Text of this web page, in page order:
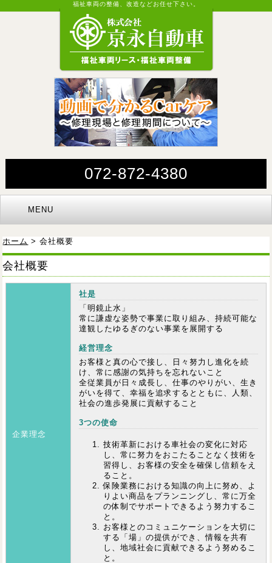
福祉車両の整備、改造などお任せ下さい。
072-872-4380
MENU
ホーム > 会社概要
会社概要
企業理念
社是
「明鏡止水」
常に謙虚な姿勢で事業に取り組み、持続可能な
達観したゆるぎのない事業を展開する
経営理念
お客様と真の心で接し、日々努力し進化を続
け、常に感謝の気持ちを忘れないこと
全従業員が日々成長し、仕事のやりがい、生き
がいを得て、幸福を追求するとともに、人類、
社会の進歩発展に貢献すること
3つの使命
技術革新における車社会の変化に対応
し、常に努力をおこたることなく技術を
習得し、お客様の安全を確保し信頼をえ
ること。
保険業務における知識の向上に努め、よ
りよい商品をプランニングし、常に万全
の体制でサポートできるよう努力するこ
と。
お客様とのコミュニケーションを大切に
する「場」の提供ができ、情報を共有
し、地域社会に貢献できるよう努めるこ
と。